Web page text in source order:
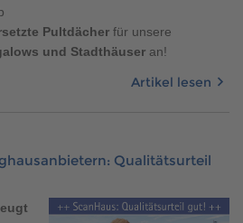
Pultdächer für unsere
und Stadthäuser an!
Artikel lesen
Qualitätsurteil